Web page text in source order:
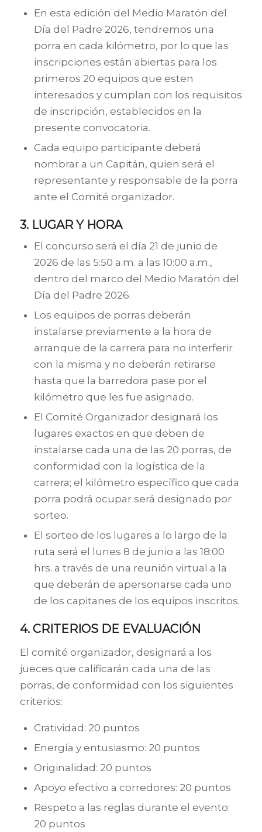
En esta edición del Medio Maratón del
Día del Padre 2026, tendremos una
porra en cada kilómetro, por lo que las
inscripciones están abiertas para los
primeros 20 equipos que esten
interesados y cumplan con los requisitos
de inscripción, establecidos en la
presente convocatoria.
Cada equipo participante deberá
nombrar a un Capitán, quien será el
representante y responsable de la porra
ante el Comité organizador.
3. LUGAR Y HORA
El concurso será el día 21 de junio de
2026 de las 5:50 a.m. a las 10:00 a.m.,
dentro del marco del Medio Maratón del
Día del Padre 2026.
Los equipos de porras deberán
instalarse previamente a la hora de
arranque de la carrera para no interferir
con la misma y no deberán retirarse
hasta que la barredora pase por el
kilómetro que les fue asignado.
El Comité Organizador designará los
lugares exactos en que deben de
instalarse cada una de las 20 porras, de
conformidad con la logística de la
carrera; el kilómetro específico que cada
porra podrá ocupar será designado por
sorteo.
El sorteo de los lugares a lo largo de la
ruta será el lunes 8 de junio a las 18:00
hrs. a través de una reunión virtual a la
que deberán de apersonarse cada uno
de los capitanes de los equipos inscritos.
4. CRITERIOS DE EVALUACIÓN
El comité organizador, designará a los
jueces que calificarán cada una de las
porras, de conformidad con los siguientes
criterios:
Cratividad: 20 puntos
Energía y entusiasmo: 20 puntos
Originalidad: 20 puntos
Apoyo efectivo a corredores: 20 puntos
Respeto a las reglas durante el evento:
20 puntos